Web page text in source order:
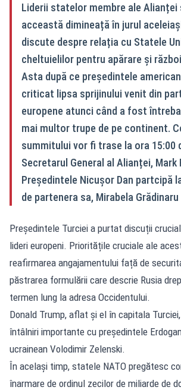
Liderii statelor membre ale Alianței
acceastă dimineață în jurul
discute despre relația cu Statele
cheltuielilor pentru apărare și
Asta după ce președintele
criticat lipsa sprijinului venit din
europene atunci când a fost
mai multor trupe de pe continent.
summitului vor fi trase la ora 15:00
Secretarul General al Alianței, Mark
Președintele Nicușor Dan partcipă
de partenera sa, Mirabela Grădinaru
Președintele Turciei a purtat discuții
lideri europeni. Prioritățile cruciale ale
reafirmarea angajamentului față de
păstrarea formulării care descrie Rusia
termen lung la adresa Occidentului.
Donald Trump, aflat și el în capitala
întâlniri importante cu președintele
ucrainean Volodimir Zelenski.
În același timp, statele NATO pregătesc
înarmare de ordinul zecilor de miliarde de